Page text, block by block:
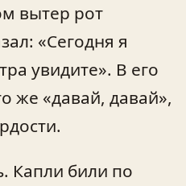
вытер рот
«Сегодня я
увидите». В его
же «давай, давай»,
Капли били по